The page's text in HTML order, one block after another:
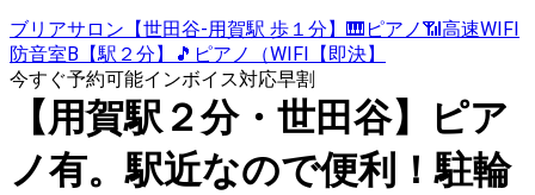
ブリアサロン【世田谷-用賀駅 歩１分】🎹ピアノ📶高速WIFI
防音室B【駅２分】🎵ピアノ（WIFI【即決】
今すぐ予約可能インボイス対応早割
【用賀駅２分・世田谷】ピア
ノ有。駅近なので便利！駐輪